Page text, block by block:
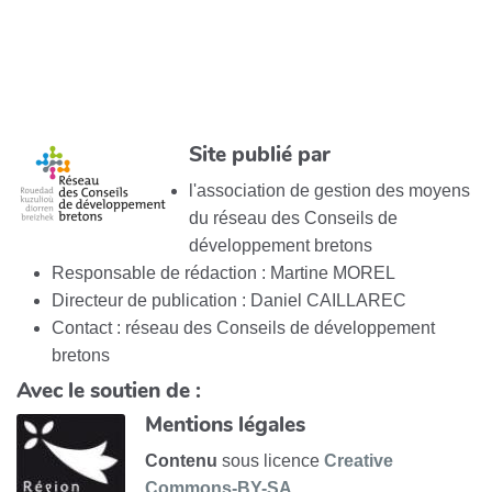
Site publié par
l'association de gestion des moyens
du réseau des Conseils de
développement bretons
Responsable de rédaction : Martine MOREL
Directeur de publication : Daniel CAILLAREC
Contact : réseau des Conseils de développement
bretons
Avec le soutien de :
Mentions légales
Contenu sous licence Creative